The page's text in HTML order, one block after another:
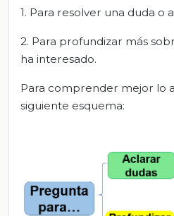
1. Para resolver una duda o
2. Para profundizar más
ha interesado.
Para comprender mejor lo
siguiente esquema: